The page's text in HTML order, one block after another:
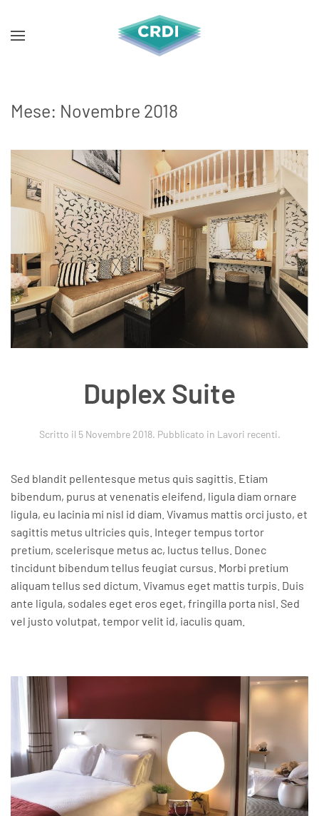
Mese: Novembre 2018
Duplex Suite
Scritto il 5 Novembre 2018. Pubblicato in Lavori recenti.
Sed blandit pellentesque metus quis sagittis. Etiam
bibendum, purus at venenatis eleifend, ligula diam ornare
ligula, eu lacinia mi nisl id diam. Vivamus mattis orci justo, et
sagittis metus ultricies quis. Integer tempus tortor
pretium, scelerisque metus ac, luctus tellus. Donec
tincidunt bibendum tellus feugiat cursus. Morbi pretium
aliquam tellus sed dictum. Vivamus eget mattis turpis. Duis
ante ligula, sodales eget eros eget, fringilla porta nisl. Sed
vel justo volutpat, tempor velit id, iaculis quam.